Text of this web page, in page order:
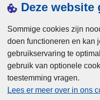
Deze
Sommige cookies zijn
doen functioneren en kan
gebruikservaring te
gebruik van optionele
toestemming vragen.
Lees er meer over in ons